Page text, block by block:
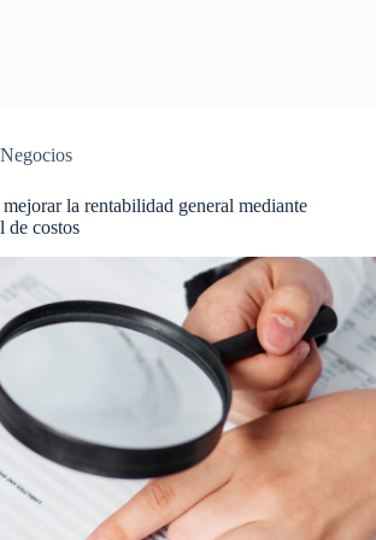
Negocios
la rentabilidad general mediante
de costos